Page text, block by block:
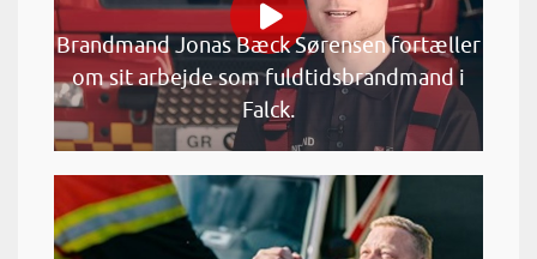
Brandmand Jonas Bæck Sørensen fortæller
om sit arbejde som fuldtidsbrandmand i
Falck.